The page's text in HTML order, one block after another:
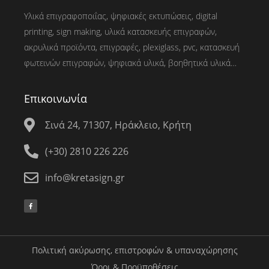
Υλικά επιγραφοποιΐας, ψηφιακές εκτυπώσεις, digital
printing, sign making, υλικά κατασκευής επιγραφών,
ακρυλικά προϊόντα, επιγραφές, plexiglass, pvc, κατασκευή
φωτεινών επιγραφών, ψηφιακά υλικά, βοηθητικά υλικά…
Επικοινωνία
Σινά 24, 71307, Ηράκλειο, Κρήτη
(+30) 2810 226 226
info@kretasign.gr
Πολιτική ακύρωσης, επιστροφών & υπαναχώρησης
Όροι & Προϋποθέσεις